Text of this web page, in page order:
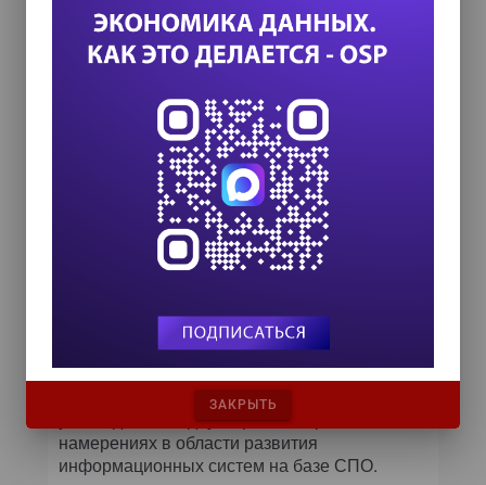
сертифицированных специалистов Red Hat
Certified Technician (RHCT). Несколько
высших учебных заведений уже взялись за
Red Hat признает огромный потенциал
рынка СПО, на котором практически
отсутствует конкуренция. Компания
планирует сотрудничать с Минкомсвязи РФ,
помогать в организации Национального
центра компетенции по разработке решений
на базе открытого ПО. Предполагается
по вопросам использования СПО. С
некоторыми госпредприятиями, например
«Почтой России» и Федеральным фондом
обязательного медицинского страхования,
уже подписаны двусторонние протоколы о
намерениях в области развития
информационных систем на базе СПО.
ЗАКРЫТЬ